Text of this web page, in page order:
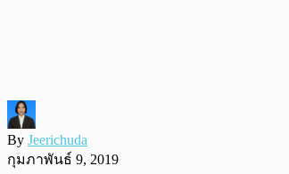
By Jeerichuda
กุมภาพันธ์ 9, 2019